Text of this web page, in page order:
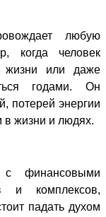
любую
когда человек
жизни или даже
годами. Он
потерей энергии
в жизни и людях.
финансовыми
и комплексов,
падать духом